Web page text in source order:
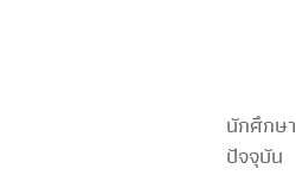
นักศึกษา
ปัจจุบัน